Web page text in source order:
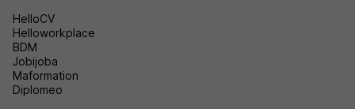
HelloCV
Helloworkplace
BDM
Jobijoba
Maformation
Diplomeo